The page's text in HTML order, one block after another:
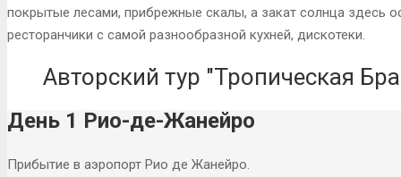
покрытые лесами, прибрежные скалы, а закат солнца здесь
ресторанчики с самой разнообразной кухней, дискотеки.
Авторский тур "Тропическая
День 1 Рио-де-Жанейро
Прибытие в аэропорт Рио де Жанейро.